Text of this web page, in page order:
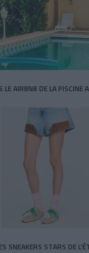
LE AIRBNB DE LA PISCINE
SNEAKERS STARS DE